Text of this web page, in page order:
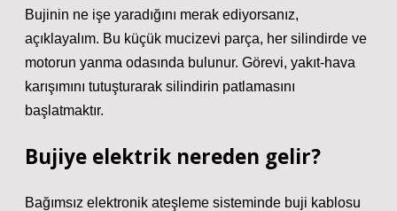
Bujinin ne işe yaradığını merak ediyorsanız,
açıklayalım. Bu küçük mucizevi parça, her silindirde ve
motorun yanma odasında bulunur. Görevi, yakıt-hava
karışımını tutuşturarak silindirin patlamasını
başlatmaktır.
Bujiye elektrik nereden gelir?
Bağımsız elektronik ateşleme sisteminde buji kablosu